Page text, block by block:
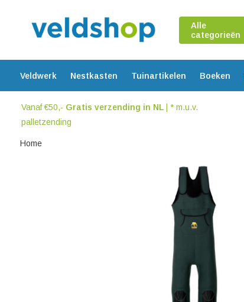
Alle
categorieën
Veldwerk Nestkasten Tuinartikelen Boeken
Vanaf €50,- Gratis verzending in NL| * m.u.v.
palletzending
Home